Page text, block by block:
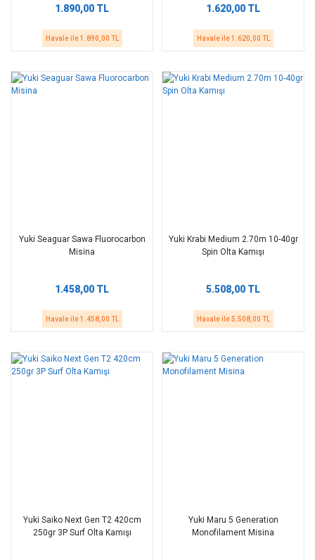
1.890,00 TL
Havale ile 1.890,00 TL
1.620,00 TL
Havale ile 1.620,00 TL
Yuki Seaguar Sawa Fluorocarbon
Misina
1.458,00 TL
Havale ile 1.458,00 TL
Yuki Krabi Medium 2.70m 10-40gr
Spin Olta Kamışı
5.508,00 TL
Havale ile 5.508,00 TL
Yuki Saiko Next Gen T2 420cm
250gr 3P Surf Olta Kamışı
Yuki Maru 5 Generation
Monofilament Misina